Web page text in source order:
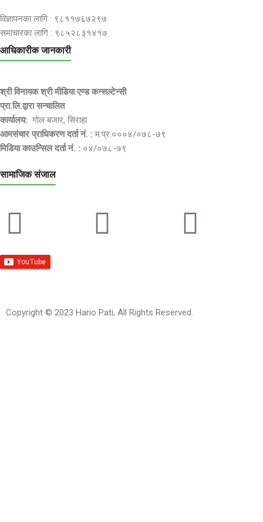
विज्ञापनका लागि : ९८११७६७२९७
समाचारका लागि : ९८५२८३१४१७
आधिकारीक जानकारी
श्री विनायक श्री मीडिया एण्ड कन्सल्टेन्सी
प्रा.लि.द्वारा सन्चालित
कार्यालय: गोल बजार, सिराहा
आमसंचार प्राधिकरण दर्ता नं. : म.प्र.०००४/०७८-७९
मिडिया काउन्सिल दर्ता नं. : ०४/०७८-७९
सामाजिक संजाल
Copyright © 2023 Hario Pati, All Rights Reserved.